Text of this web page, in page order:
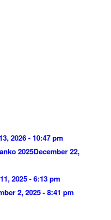
2026 - 10:47 pm
2025December 22,
2025 - 6:13 pm
2, 2025 - 8:41 pm